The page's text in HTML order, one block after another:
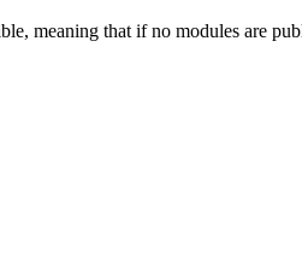
meaning that if no modules are